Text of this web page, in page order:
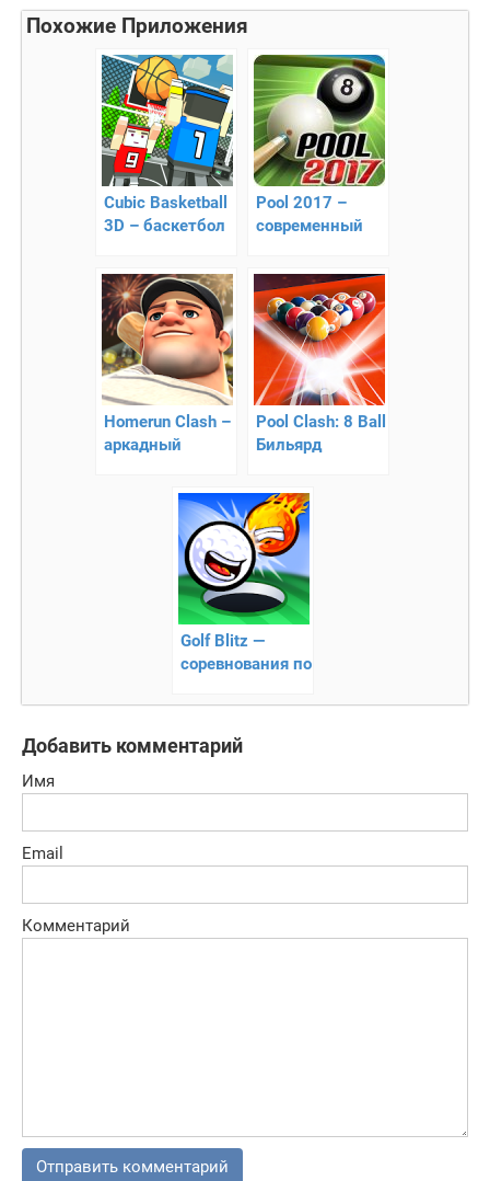
Похожие Приложения
Cubic Basketball
3D – баскетбол
мультиплеером
Pool 2017 –
современный
Homerun Clash –
аркадный
Pool Clash: 8 Ball
Бильярд
Golf Blitz —
соревнования по
Добавить комментарий
Имя
Email
Комментарий